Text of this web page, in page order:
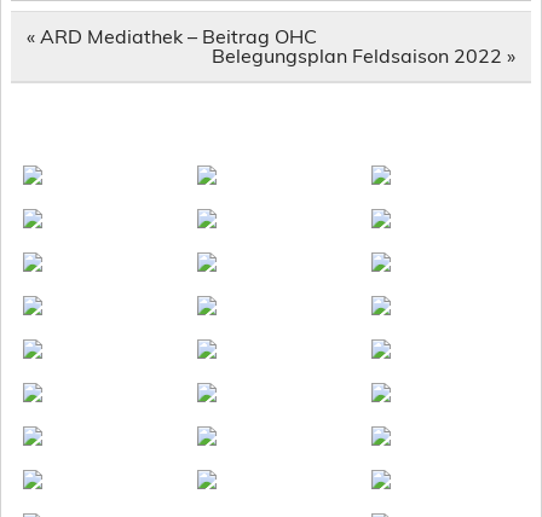
Beitragsnavigation
« ARD Mediathek – Beitrag OHC
Belegungsplan Feldsaison 2022 »